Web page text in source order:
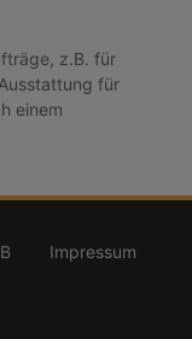
z.B. für
für
einem
Impressum